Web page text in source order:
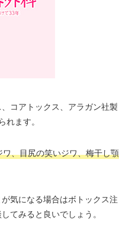
コアトックス、アラガン社製
れます。
、目尻の笑いジワ、梅干し顎
気になる場合はボトックス注
てみると良いでしょう。